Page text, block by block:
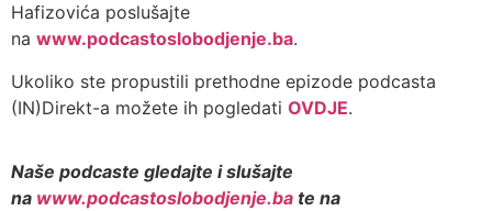
Hafizovića poslušajte
na www.podcastoslobodjenje.ba.
Ukoliko ste propustili prethodne epizode podcasta
(IN)Direkt-a možete ih pogledati OVDJE.
Naše podcaste gledajte i slušajte
na www.podcastoslobodjenje.ba te na